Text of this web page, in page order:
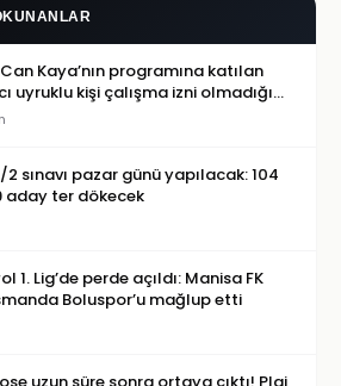
Kaya’nın programına katılan
uyruklu kişi çalışma izni olmadığı
gözaltına alındı
2 sınavı pazar günü yapılacak: 104
aday ter dökecek
1. Lig’de perde açıldı: Manisa FK
Boluspor’u mağlup etti